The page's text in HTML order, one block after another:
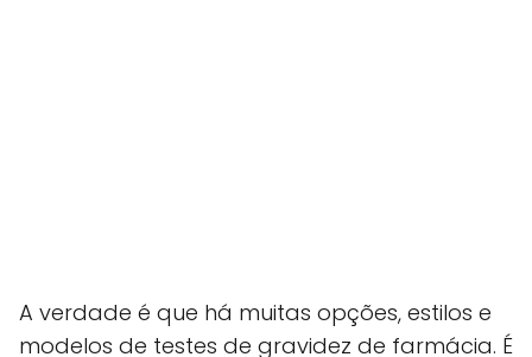
A verdade é que há muitas opções, estilos e
modelos de testes de gravidez de farmácia. É